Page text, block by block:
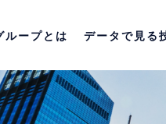
ループとは データで見る